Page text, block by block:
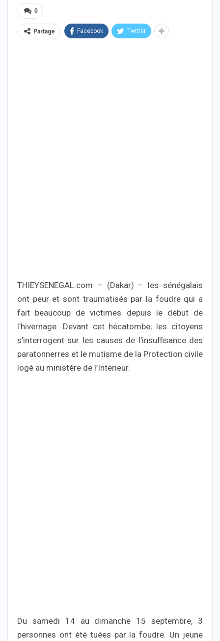
0
Partage Facebook Twitter
THIEYSENEGAL.com – (Dakar) – les sénégalais
ont peur et sont traumatisés par la foudre qui a
fait beaucoup de victimes depuis le début de
l’hivernage. Devant cet hécatombe, les citoyens
s’interrogent sur les causes de l’insuffisance des
paratonnerres et le mutisme de la Protection civile
logé au ministère de l’Intérieur.
Du samedi 14 au dimanche 15 septembre, 3
personnes ont été tuées par la foudre. Un jeune